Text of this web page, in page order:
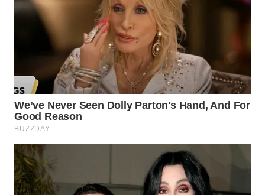
WN
NIAS
WN
TAPANULI
SELATAN
WN
TANJUNG
LESUNG